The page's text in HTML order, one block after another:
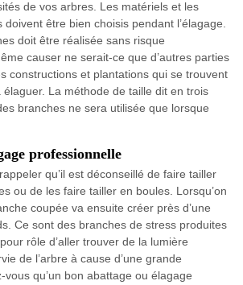
de vos arbres. Les matériels et les
être bien choisis pendant l’élagage.
doit être réalisée sans risque
causer ne serait-ce que d’autres parties
constructions et plantations qui se trouvent
élaguer. La méthode de taille dit en trois
branches ne sera utilisée que lorsque
professionnelle
qu’il est déconseillé de faire tailler
ou de les faire tailler en boules. Lorsqu’on
coupée va ensuite créer près d’une
Ce sont des branches de stress produites
rôle d’aller trouver de la lumière
de l’arbre à cause d’une grande
qu’un bon abattage ou élagage